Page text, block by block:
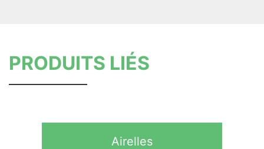
PRODUITS LIÉS
Airelles